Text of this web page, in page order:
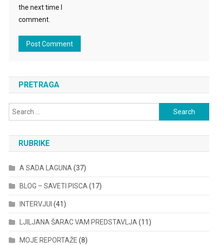
the next time I
comment.
PRETRAGA
Search
for:
RUBRIKE
A SADA LAGUNA(37)
BLOG – SAVETI PISCA(17)
INTERVJUI (41)
LJILJANA ŠARAC VAM PREDSTAVLJA(11)
MOJE REPORTAŽE (8)